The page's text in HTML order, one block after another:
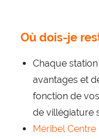
Où dois-je
Chaque
avantages et
fonction de
de villégiature
Méribel Centre